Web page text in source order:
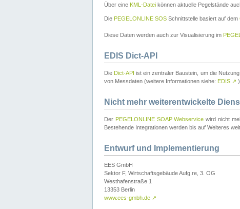
Über eine KML-Datei können aktuelle Pegelstände
Die PEGELONLINE SOS Schnittstelle basiert auf dem
Diese Daten werden auch zur Visualisierung im
EDIS Dict-API
Die Dict-API ist ein zentraler Baustein, um die
von Messdaten (weitere Informationen siehe: EDIS ↗
Nicht mehr weiterentwickelte
Der PEGELONLINE SOAP Webservice wird nicht
Bestehende Integrationen werden bis auf Weiteres
Entwurf und Implementierung
EES GmbH
Sektor F, Wirtschaftsgebäude Aufg.re, 3. OG
Westhafenstraße 1
13353 Berlin
www.ees-gmbh.de ↗